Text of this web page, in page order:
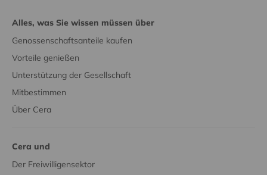
Alles, was Sie wissen müssen über
Genossenschaftsanteile kaufen
Vorteile genießen
Unterstützung der Gesellschaft
Mitbestimmen
Über Cera
Cera und
Der Freiwilligensektor